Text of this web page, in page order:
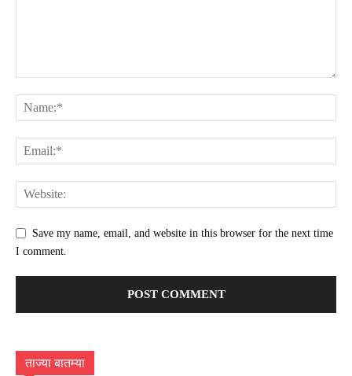
Save my name, email, and website in this browser for the next time
I comment.
ताज्या बातम्या